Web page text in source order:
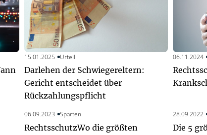
15.01.2025 Urteil
Darlehen der Schwiegereltern:
Gericht entscheidet über
Rückzahlungspflicht
06.11.2024
06.09.2023 Sparten
RechtsschutzWo die größten
28.09.2022
Die 5